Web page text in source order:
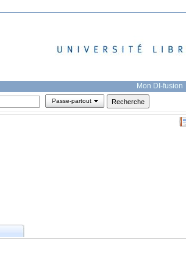
Mon DI-fusion
Passe-partout